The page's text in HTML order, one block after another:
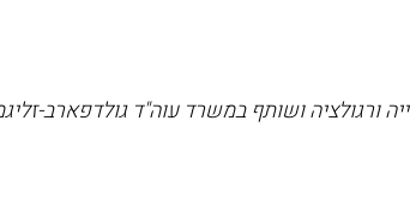
ורגולציה ושותף במשרד עוה"ד גולדפארב-